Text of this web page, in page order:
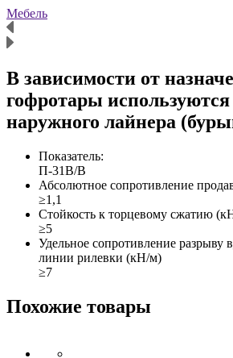
Мебель
В зависимости от
гофротары
наружного лайнера
Показатель:
П-31В/B
Абсолютное сопротивление
≥1,1
Стойкость к торцевому сжатию
≥5
Удельное сопротивление разрыву
линии рилевки (кН/м)
≥7
Похожие товары